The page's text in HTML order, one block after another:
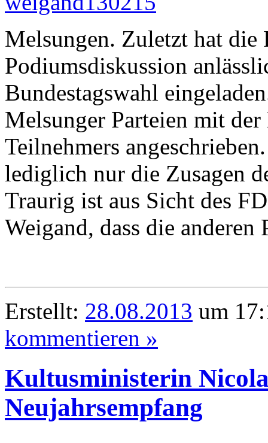
Melsungen. Zuletzt hat die
Podiumsdiskussion
Bundestagswahl
Melsunger Parteien mit
Teilnehmers
lediglich nur die Zusagen
Traurig ist aus Sicht des
Weigand, dass die
Erstellt: 28.08.2013 um
kommentieren »
Kultusministerin
Neujahrsempfang